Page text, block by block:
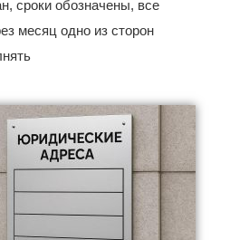
сроки обозначены, все
месяц одно из сторон